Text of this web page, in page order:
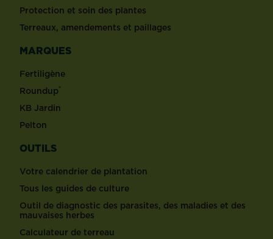
Protection et soin des plantes
Terreaux, amendements et paillages
MARQUES
Fertiligène
Roundup®
KB Jardin
Pelton
OUTILS
Votre calendrier de plantation
Tous les guides de culture
Outil de diagnostic des parasites, des maladies et des
mauvaises herbes
Calculateur de terreau